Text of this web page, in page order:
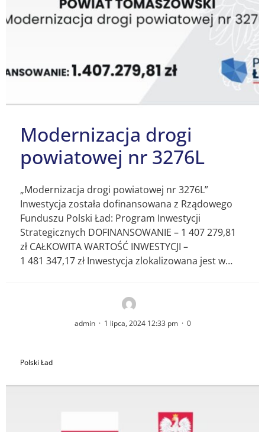
Modernizacja drogi
powiatowej nr 3276L
„Modernizacja drogi powiatowej nr 3276L”
Inwestycja została dofinansowana z Rządowego
Funduszu Polski Ład: Program Inwestycji
Strategicznych DOFINANSOWANIE – 1 407 279,81
zł CAŁKOWITA WARTOŚĆ INWESTYCJI –
1 481 347,17 zł Inwestycja zlokalizowana jest w…
admin · 1 lipca, 2024 12:33 pm · 0
Polski Ład